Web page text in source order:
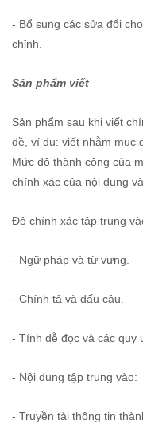
- Bổ sung các sửa đổi
chỉnh.
Sản phẩm viết
Sản phẩm sau khi viết
đề, ví dụ: viết nhằm mục
Mức độ thành công của
chính xác của nội dung
Độ chính xác tập trung
- Ngữ pháp và từ vựng.
- Chính tả và dấu câu.
- Tính dễ đọc và các quy
- Nội dung tập trung vào:
- Truyền tải thông tin